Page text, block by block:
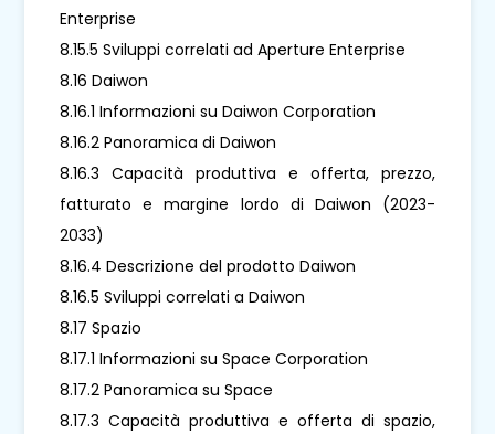
Enterprise
8.15.5 Sviluppi correlati ad Aperture Enterprise
8.16 Daiwon
8.16.1 Informazioni su Daiwon Corporation
8.16.2 Panoramica di Daiwon
8.16.3 Capacità produttiva e offerta, prezzo,
fatturato e margine lordo di Daiwon (2023-
2033)
8.16.4 Descrizione del prodotto Daiwon
8.16.5 Sviluppi correlati a Daiwon
8.17 Spazio
8.17.1 Informazioni su Space Corporation
8.17.2 Panoramica su Space
8.17.3 Capacità produttiva e offerta di spazio,